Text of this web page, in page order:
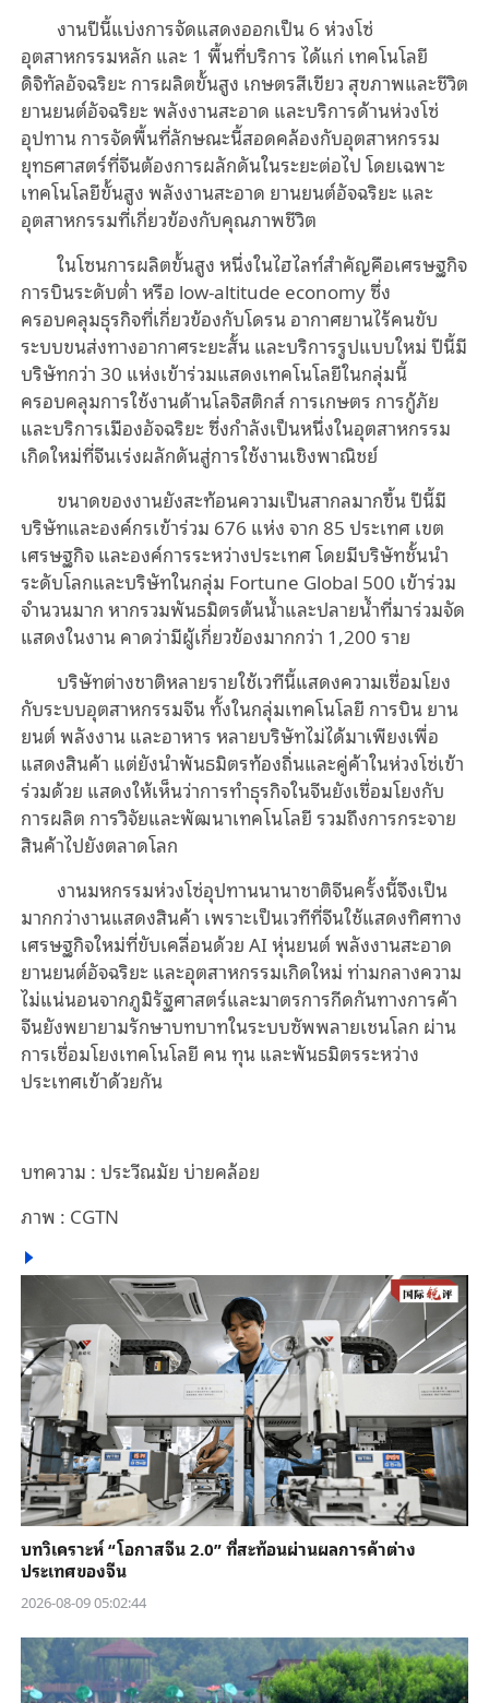
งานปีนี้แบ่งการจัดแสดงออกเป็น 6 ห่วงโซ่
อุตสาหกรรมหลัก และ 1 พื้นที่บริการ ได้แก่ เทคโนโลยี
ดิจิทัลอัจฉริยะ การผลิตขั้นสูง เกษตรสีเขียว สุขภาพและชีวิต
ยานยนต์อัจฉริยะ พลังงานสะอาด และบริการด้านห่วงโซ่
อุปทาน การจัดพื้นที่ลักษณะนี้สอดคล้องกับอุตสาหกรรม
ยุทธศาสตร์ที่จีนต้องการผลักดันในระยะต่อไป โดยเฉพาะ
เทคโนโลยีขั้นสูง พลังงานสะอาด ยานยนต์อัจฉริยะ และ
อุตสาหกรรมที่เกี่ยวข้องกับคุณภาพชีวิต
ในโซนการผลิตขั้นสูง หนึ่งในไฮไลท์สำคัญคือเศรษฐกิจ
การบินระดับต่ำ หรือ low-altitude economy ซึ่ง
ครอบคลุมธุรกิจที่เกี่ยวข้องกับโดรน อากาศยานไร้คนขับ
ระบบขนส่งทางอากาศระยะสั้น และบริการรูปแบบใหม่ ปีนี้มี
บริษัทกว่า 30 แห่งเข้าร่วมแสดงเทคโนโลยีในกลุ่มนี้
ครอบคลุมการใช้งานด้านโลจิสติกส์ การเกษตร การกู้ภัย
และบริการเมืองอัจฉริยะ ซึ่งกำลังเป็นหนึ่งในอุตสาหกรรม
เกิดใหม่ที่จีนเร่งผลักดันสู่การใช้งานเชิงพาณิชย์
ขนาดของงานยังสะท้อนความเป็นสากลมากขึ้น ปีนี้มี
บริษัทและองค์กรเข้าร่วม 676 แห่ง จาก 85 ประเทศ เขต
เศรษฐกิจ และองค์การระหว่างประเทศ โดยมีบริษัทชั้นนำ
ระดับโลกและบริษัทในกลุ่ม Fortune Global 500 เข้าร่วม
จำนวนมาก หากรวมพันธมิตรต้นน้ำและปลายน้ำที่มาร่วมจัด
แสดงในงาน คาดว่ามีผู้เกี่ยวข้องมากกว่า 1,200 ราย
บริษัทต่างชาติหลายรายใช้เวทีนี้แสดงความเชื่อมโยง
กับระบบอุตสาหกรรมจีน ทั้งในกลุ่มเทคโนโลยี การบิน ยาน
ยนต์ พลังงาน และอาหาร หลายบริษัทไม่ได้มาเพียงเพื่อ
แสดงสินค้า แต่ยังนำพันธมิตรท้องถิ่นและคู่ค้าในห่วงโซ่เข้า
ร่วมด้วย แสดงให้เห็นว่าการทำธุรกิจในจีนยังเชื่อมโยงกับ
การผลิต การวิจัยและพัฒนาเทคโนโลยี รวมถึงการกระจาย
สินค้าไปยังตลาดโลก
งานมหกรรมห่วงโซ่อุปทานนานาชาติจีนครั้งนี้จึงเป็น
มากกว่างานแสดงสินค้า เพราะเป็นเวทีที่จีนใช้แสดงทิศทาง
เศรษฐกิจใหม่ที่ขับเคลื่อนด้วย AI หุ่นยนต์ พลังงานสะอาด
ยานยนต์อัจฉริยะ และอุตสาหกรรมเกิดใหม่ ท่ามกลางความ
ไม่แน่นอนจากภูมิรัฐศาสตร์และมาตรการกีดกันทางการค้า
จีนยังพยายามรักษาบทบาทในระบบซัพพลายเชนโลก ผ่าน
การเชื่อมโยงเทคโนโลยี คน ทุน และพันธมิตรระหว่าง
ประเทศเข้าด้วยกัน
บทความ : ประวีณมัย บ่ายคล้อย
ภาพ : CGTN
บทวิเคราะห์ “โอกาสจีน 2.0” ที่สะท้อนผ่านผลการค้าต่าง
ประเทศของจีน
2026-08-09 05:02:44